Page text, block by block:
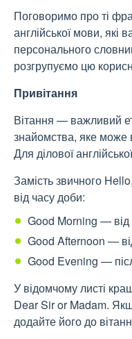
Поговоримо про ті
англійської мови, які
персонального
розгрупуємо цю
Привітання
Вітання — важливий
знайомства, яке
Для ділової
Замість звичного
від часу доби:
Good Morning — від
Good Afternoon —
Good Evening —
У відомчому листі
Dear Sir or Madam.
додайте його до